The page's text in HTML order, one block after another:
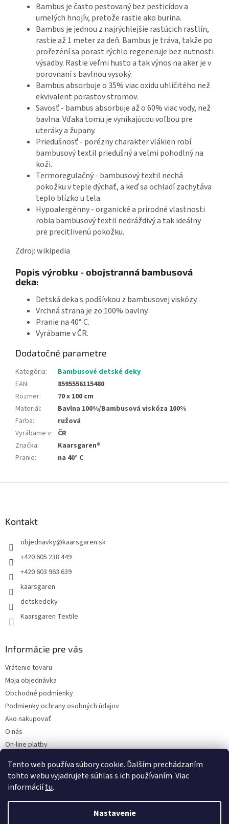
Tento web používa súbory cookie. Ďalším prechádzaním
tohto webu vyjadrujete súhlas s ich používaním. Viac
informáciítu.
Nastavenie
Bambus je často pestovaný bez pesticídov a
umelých hnojív, pretože rastie ako burina.
Bambus je jednou z najrýchlejšie rastúcich rastlín,
rastie až 1 meter za deň. Bambus je tráva, takže po
prořezéní sa porast rýchlo regeneruje bez nutnosti
výsadby. Rastie veľmi husto a tak výnos na aker je v
porovnaní s bavlnou vysoký.
Bambus absorbuje o 35% viac oxidu uhličitého než
ekvivalent porastov stromov.
Savosť - bambus absorbuje až o 60% viac vody, než
bavlna. Vďaka tomu je vynikajúcou voľbou pre
uteráky a župany.
Priedušnosť - porézny charakter vlákien robí
bambusový textil priedušný a veľmi pohodlný na
koži.
Termoregulačný - bambusový textil nechá
pokožku v teple dýchať, a keď sa ochladí zachytáva
teplo blízko u tela.
Hypoalergénny - organické a prírodné vlastnosti
robia bambusový textil nedráždivý a tak ideálny
pre precitlivenú pokožku.
Zdroj: wikipedia
Popis výrobku - obojstranná bambusová
deka:
Detská deka s podšívkou z bambusovej viskózy.
Vrchná strana je zo 100% bavlny.
Pranie na 40° C.
Vyrábame v ČR.
Dodatočné parametre
Kategória:
Bambusové detské deky
EAN:
8595556115480
Rozmer:
70 x 100 cm
Materiál:
Bavlna 100%/Bambusová viskóza 100%
Farba:
ružová
Vyrábame v: ČR
Značka:
Kaarsgaren®
Pranie: na 40° C
Kontakt
objednavky@kaarsgaren.sk
+420 605 238 449
+420 603 963 639
kaarsgaren
detskedeky
Kaarsgaren Textile
Informácie pre vás
Vrátenie tovaru
Moja objednávka
Obchodné podmienky
Podmienky ochrany osobných údajov
Ako nakupovať
O nás
On-line platby
Čo dať do kočíka v zime?
Vytvoril Shoptet